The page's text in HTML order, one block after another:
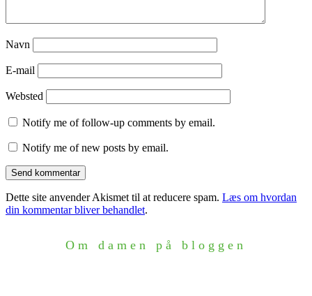
Navn
E-mail
Websted
Notify me of follow-up comments by email.
Notify me of new posts by email.
Dette site anvender Akismet til at reducere spam. Læs om hvordan
din kommentar bliver behandlet.
Om damen på bloggen